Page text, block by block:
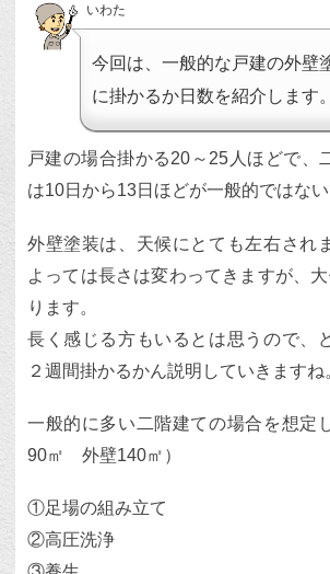
いわた
今回は、一般的な戸建の外壁
に掛かるか日数を紹介します。
戸建の場合掛かる20～25人ほどで、
は10日から13日ほどが一般的ではない
外壁塗装は、天候にとても左右され
よっては長さは変わってきますが、
ります。
長く感じる方もいるとは思うので、
２週間掛かるかん説明していきますね
一般的に多い二階建ての場合を想定
90㎡ 外壁140㎡）
①足場の組み立て
②高圧洗浄